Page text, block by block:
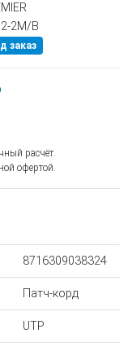
2M/B
заказ
расчёт.
офертой.
8716309038324
Патч-корд
UTP